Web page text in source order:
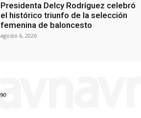
Presidenta Delcy Rodríguez celebró
el histórico triunfo de la selección
femenina de baloncesto
agosto 6, 2026